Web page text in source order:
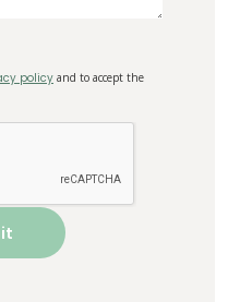
policy and to accept the